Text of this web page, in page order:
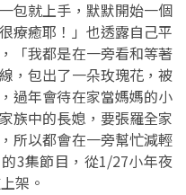
包就上手，默默開始一個
療癒耶！」也透露自己平
「我都是在一旁看和等著
，包出了一朵玫瑰花，被
過年會待在家當媽媽的小
族中的長媳，要張羅全家
所以都會在一旁幫忙減輕
3集節目，從1/27小年夜
架。